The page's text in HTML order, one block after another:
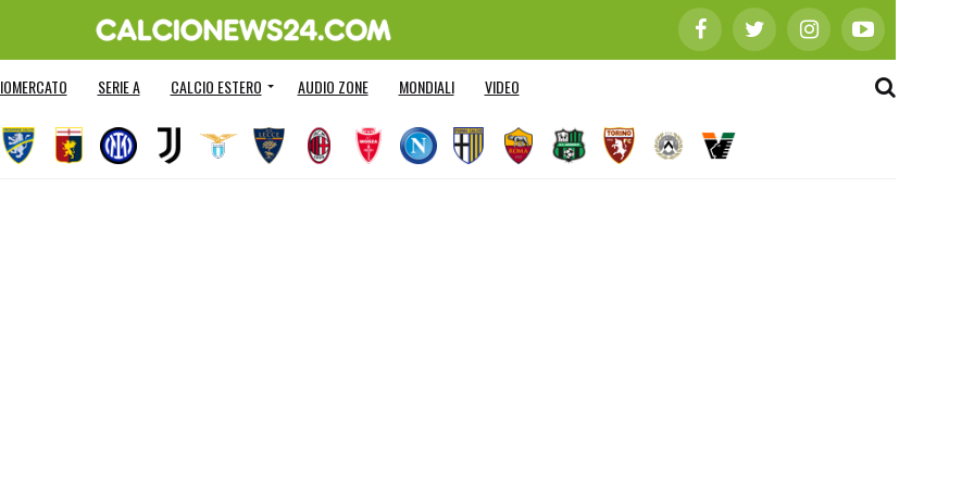
SERIE A CALCIO ESTERO AUDIO ZONE MONDIALI VIDEO